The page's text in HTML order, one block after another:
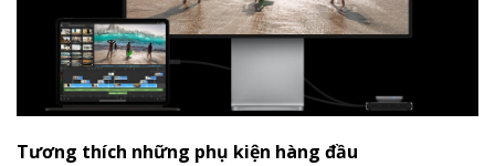
Tương thích những phụ kiện hàng đầu